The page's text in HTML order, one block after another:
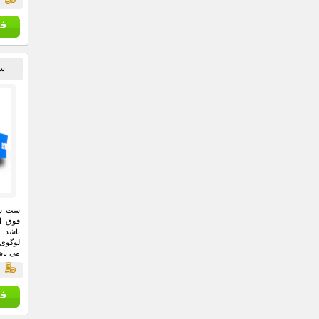
ست
فوق
می